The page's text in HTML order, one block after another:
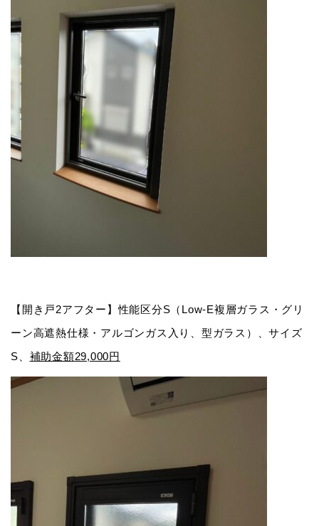
【開き戸2アフター】性能区分S（Low-E複層ガラス・グリ
ーン高遮熱仕様・アルゴンガス入り、型ガラス）、サイズ
S、 補助金額29,000円